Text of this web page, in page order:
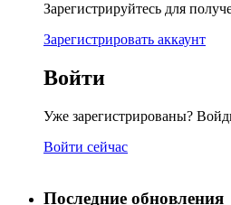
Зарегистрируйтесь для
Зарегистрировать аккаунт
Войти
Уже зарегистрированы?
Войти сейчас
Последние обновления